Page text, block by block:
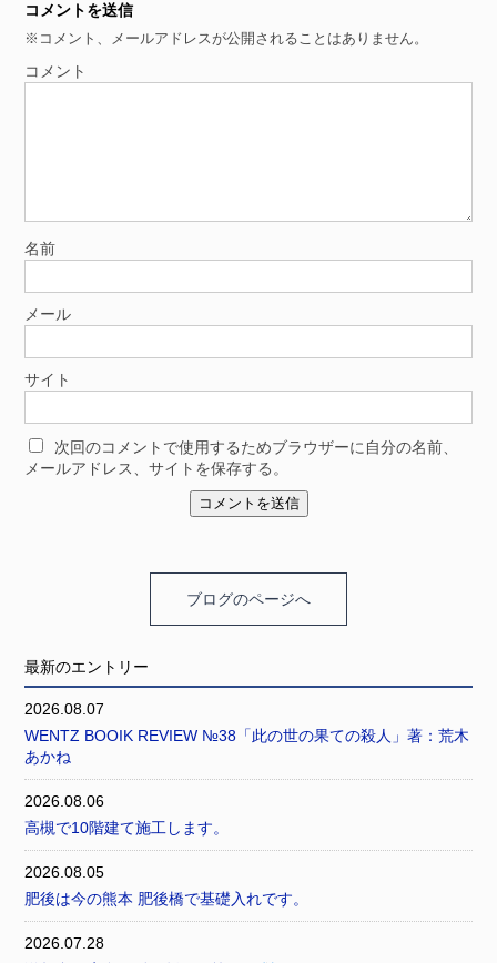
コメントを送信
※コメント、メールアドレスが公開されることはありません。
コメント
名前
メール
サイト
次回のコメントで使用するためブラウザーに自分の名前、
メールアドレス、サイトを保存する。
ブログのページへ
最新のエントリー
2026.08.07
WENTZ BOOIK REVIEW №38「此の世の果ての殺人」著：荒木
あかね
2026.08.06
高槻で10階建て施工します。
2026.08.05
肥後は今の熊本 肥後橋で基礎入れです。
2026.07.28